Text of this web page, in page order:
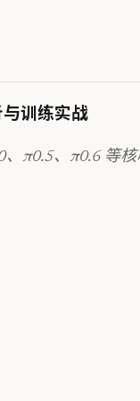
训练实战
、π0.5、π0.6 等